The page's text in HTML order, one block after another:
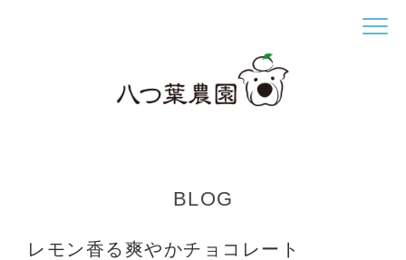
BLOG
レモン香る爽やかチョコレート